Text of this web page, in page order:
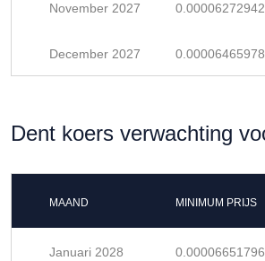
November 2027
December 2027
Dent koers verwachting
MAAND MINIMUM PRIJS
Januari 2028